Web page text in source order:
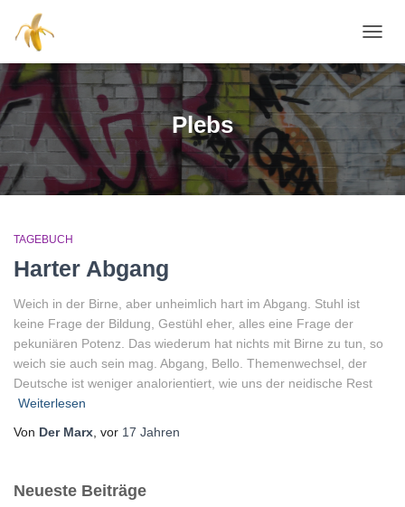
Plebs
TAGEBUCH
Harter Abgang
Weich in der Birne, aber unheimlich hart im Abgang. Stuhl ist
keine Frage der Bildung, Gestühl eher, alles eine Frage der
pekuniären Potenz. Das wiederum hat nichts mit Birne zu tun, so
weich sie auch sein mag. Abgang, Bello. Themenwechsel, der
Deutsche ist weniger analorientiert, wie uns der neidische Rest
Weiterlesen
Von Der Marx , vor 17 Jahren
Neueste Beiträge